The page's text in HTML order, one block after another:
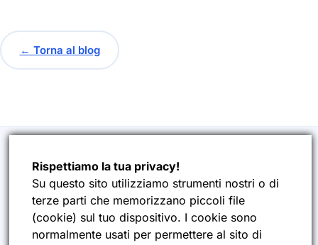
← Torna al blog
INFORMATICA
Tecnologia, software, cloud
e contenuti per aziende che
vogliono evolversi davvero.
AZIENDA
Chi siamo
News
Privacy Policy
Rispettiamo la tua privacy!
Su questo sito utilizziamo strumenti nostri o di
terze parti che memorizzano piccoli file
(cookie) sul tuo dispositivo. I cookie sono
normalmente usati per permettere al sito di